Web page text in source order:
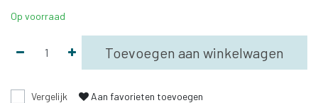
Op voorraad
Toevoegen aan winkelwagen
Vergelijk Aan favorieten toevoegen